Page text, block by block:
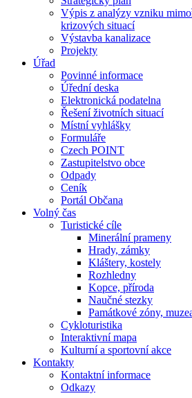
Výpis z analýzy vzniku
krizových situací
Výstavba kanalizace
Projekty
Úřad
Povinné informace
Úřední deska
Elektronická podatelna
Řešení životních situací
Místní vyhlášky
Formuláře
Czech POINT
Zastupitelstvo obce
Odpady
Ceník
Portál Občana
Volný čas
Turistické cíle
Minerální prameny
Hrady, zámky
Kláštery, kostely
Rozhledny
Kopce, příroda
Naučné stezky
Památkové zóny,
Cykloturistika
Interaktivní mapa
Kulturní a sportovní akce
Kontakty
Kontaktní informace
Odkazy